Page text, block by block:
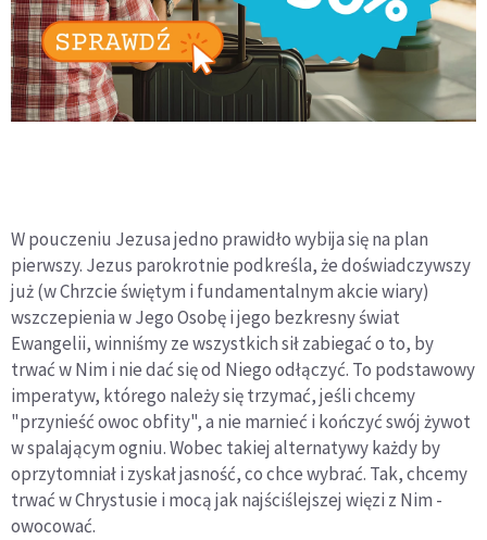
W pouczeniu Jezusa jedno prawidło wybija się na plan
pierwszy. Jezus parokrotnie podkreśla, że doświadczywszy
już (w Chrzcie świętym i fundamentalnym akcie wiary)
wszczepienia w Jego Osobę i jego bezkresny świat
Ewangelii, winniśmy ze wszystkich sił zabiegać o to, by
trwać w Nim i nie dać się od Niego odłączyć. To podstawowy
imperatyw, którego należy się trzymać, jeśli chcemy
"przynieść owoc obfity", a nie marnieć i kończyć swój żywot
w spalającym ogniu. Wobec takiej alternatywy każdy by
oprzytomniał i zyskał jasność, co chce wybrać. Tak, chcemy
trwać w Chrystusie i mocą jak najściślejszej więzi z Nim -
owocować.